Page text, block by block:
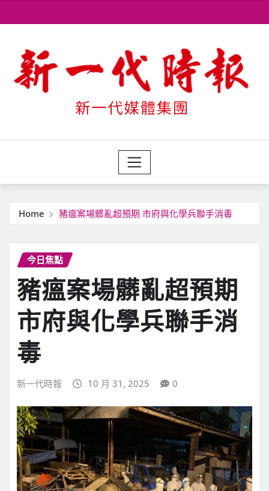
to
Home 豬瘟案場髒亂超預期 市府與化學兵聯手消毒
今日焦點
豬瘟案場髒亂超預期
市府與化學兵聯手消
毒
新一代時報 10 月 31, 2025 0